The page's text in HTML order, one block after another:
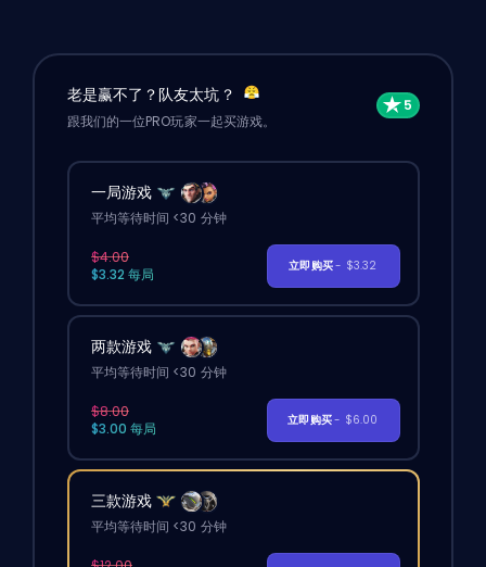
老是赢不了？队友太坑？
跟我们的一位PRO玩家一起买游戏。
一局游戏
平均等待时间 <30 分钟
$4.00
$3.32 每局
立即购买- $3.32
两款游戏
平均等待时间 <30 分钟
$8.00
$3.00 每局
立即购买- $6.00
三款游戏
平均等待时间 <30 分钟